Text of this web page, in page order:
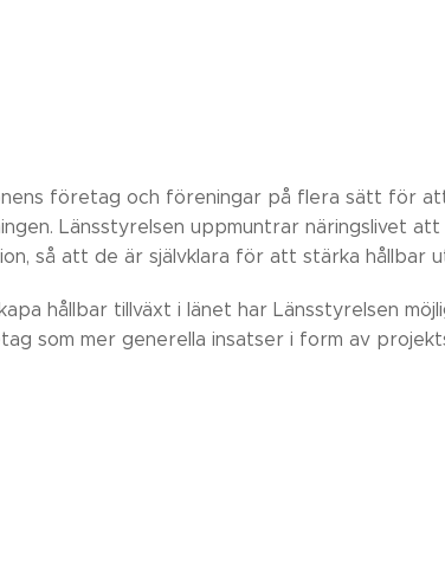
företag och föreningar på flera sätt för
Länsstyrelsen uppmuntrar näringslivet
så att de är självklara för att stärka hållbar
hållbar tillväxt i länet har Länsstyrelsen
som mer generella insatser i form av